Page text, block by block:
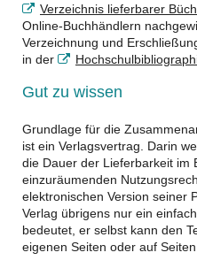
Verzeichnis lieferbarer
Online-Buchhändlern
Verzeichnung und
in der
Gut zu wissen
Grundlage für die
ist ein Verlagsvertrag. Darin
die Dauer der Lieferbarkeit im
einzuräumenden
elektronischen Version seiner
Verlag übrigens nur ein
bedeutet, er selbst kann den
eigenen Seiten oder auf